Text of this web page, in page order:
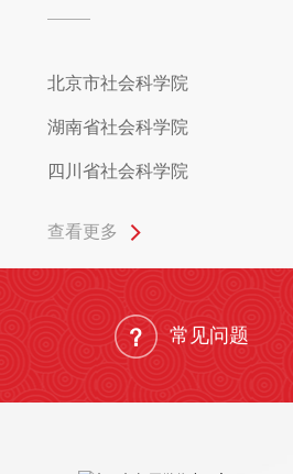
北京市社会科学院
湖南省社会科学院
四川省社会科学院
查看更多
常见问题